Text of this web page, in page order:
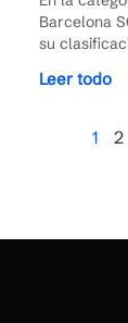
Barcelona
su
Leer todo
1 2